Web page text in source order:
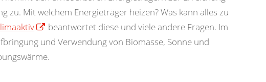
zu. Mit welchem Energieträger heizen? Was kann alles zu
beantwortet diese und viele andere Fragen. Im
und Verwendung von Biomasse, Sonne und